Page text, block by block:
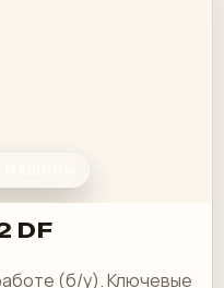
DF
(б/у). Ключевые